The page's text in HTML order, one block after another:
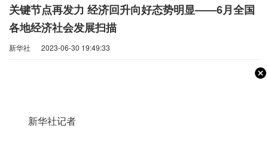
关键节点再发力 经济回升向好态势明显——6月全国
各地经济社会发展扫描
新华社 2023-06-30 19:49:33
新华社记者